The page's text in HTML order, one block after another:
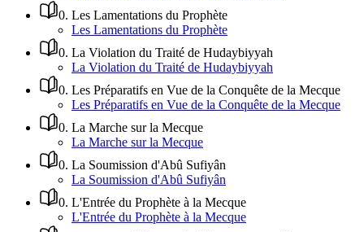
0. Les Lamentations du Prophète
Les Lamentations du Prophète
0. La Violation du Traité de Hudaybiyyah
La Violation du Traité de Hudaybiyyah
0. Les Préparatifs en Vue de la Conquête de la Mecque
Les Préparatifs en Vue de la Conquête de la Mecque
0. La Marche sur la Mecque
La Marche sur la Mecque
0. La Soumission d'Abû Sufiyân
La Soumission d'Abû Sufiyân
0. L'Entrée du Prophète à la Mecque
L'Entrée du Prophète à la Mecque